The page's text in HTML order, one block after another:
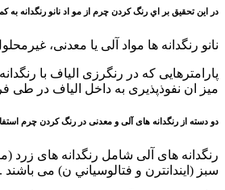
در اين تحقيق بر اي رنگ كردن چرم از مو اد نانو رنگدانه
نانو رنگدانه ها مواد آلی يا معدنی، غيرمحلول با اندازه
پارامترهايی كه در رنگرزی الياف با
میز ان نفوذپذيری به داخل الياف در طی
دو دسته از رنگدانه های آلی و معدنی در رنگ كردن چرم
رنگدانه های آلی شامل رنگدانه های زرد
سبز (ايندانترن و فتالوسياني ن) می باشند .